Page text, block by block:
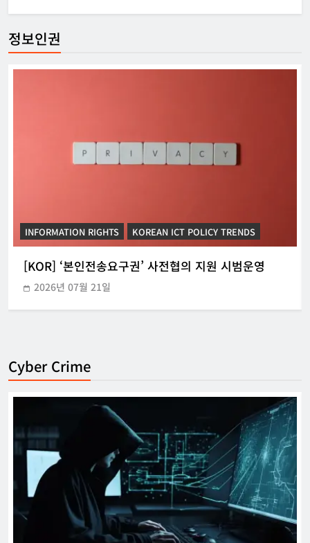
정보인권
INFORMATION RIGHTS KOREAN ICT POLICY TRENDS
[KOR] ‘본인전송요구권’ 사전협의 지원 시범운영
2026년 07월 21일
Cyber Crime